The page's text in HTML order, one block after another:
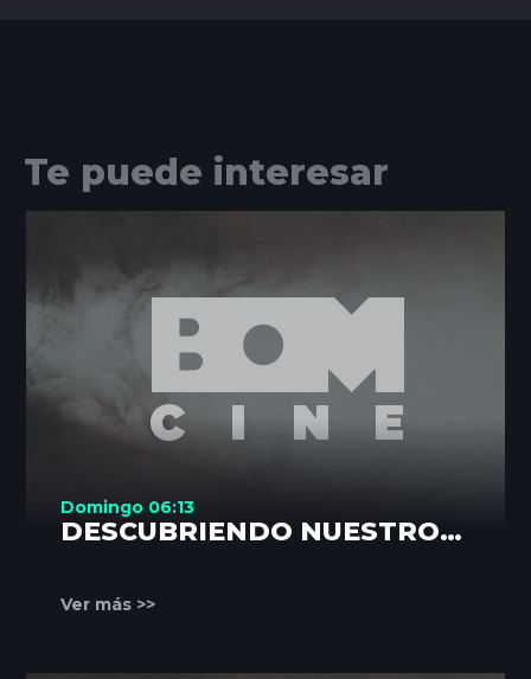
Te puede interesar
Domingo 06:13
DESCUBRIENDO NUESTROS
Ver más >>